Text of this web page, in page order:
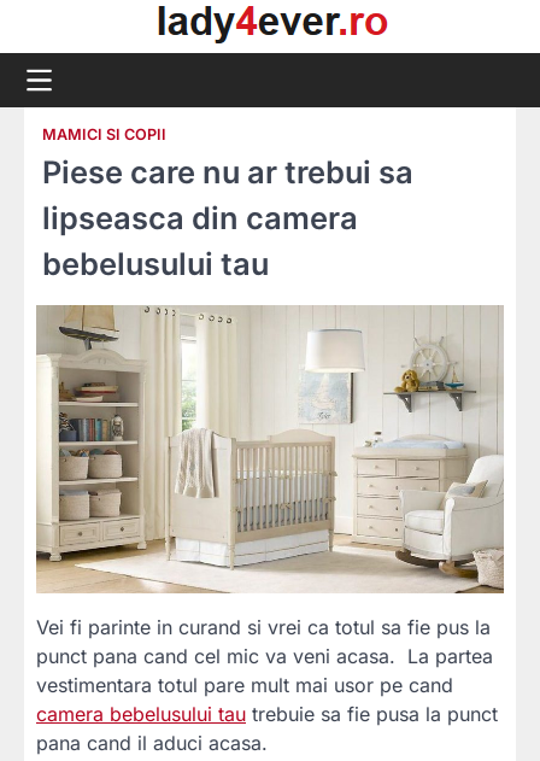
content
MAMICI SI COPII
Piese care nu ar trebui sa
lipseasca din camera
bebelusului tau
Vei fi parinte in curand si vrei ca totul sa fie pus la
punct pana cand cel mic va veni acasa. La partea
vestimentara totul pare mult mai usor pe cand
camera bebelusului tau trebuie sa fie pusa la punct
pana cand il aduci acasa.